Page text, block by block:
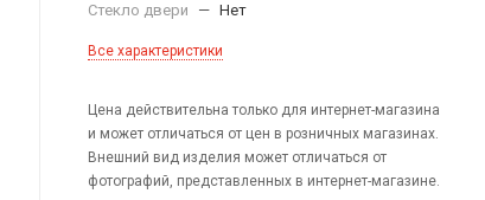
Стекло двери
— Нет
Все характеристики
Цена действительна только для интернет-магазина
и может отличаться от цен в розничных магазинах.
Внешний вид изделия может отличаться от
фотографий, представленных в интернет-магазине.